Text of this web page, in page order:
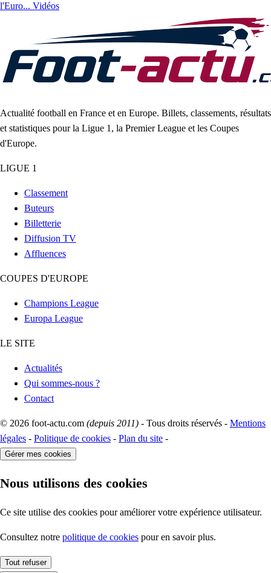
l'Euro... Vidéos
Actualité football en France et en Europe. Billets, classements, résultats
et statistiques pour la Ligue 1, la Premier League et les Coupes
d'Europe.
LIGUE 1
Classement
Buteurs
Billetterie
Diffusion TV
Affluences
COUPES D'EUROPE
Champions League
Europa League
LE SITE
Actualités
Qui sommes-nous ?
Contact
© 2026 foot-actu.com (depuis 2011) - Tous droits réservés - Mentions
légales - Politique de cookies - Plan du site -
Gérer mes cookies
Nous utilisons des cookies
Ce site utilise des cookies pour améliorer votre expérience utilisateur.
Consultez notre politique de cookies pour en savoir plus.
Tout refuser